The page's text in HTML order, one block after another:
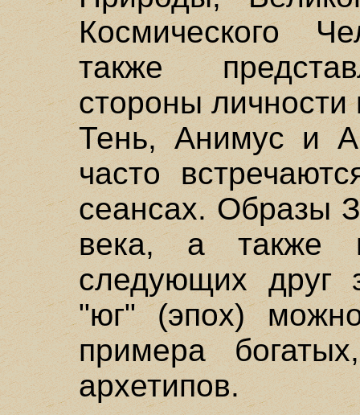
Космического
также
стороны личности
Тень, Анимус и
часто
сеансах. Образы
века, а также
следующих друг
"юг" (эпох)
примера
архетипов.